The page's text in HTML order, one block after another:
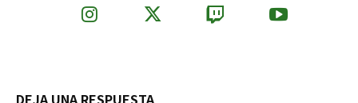
DEJA UNA RESPUESTA